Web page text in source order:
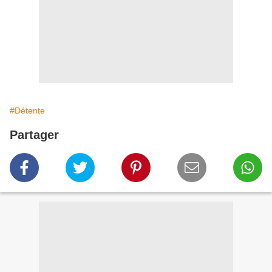
#Détente
Partager